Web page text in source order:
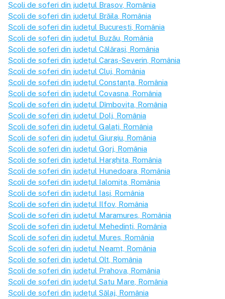
Școli de șoferi din județul Brașov , România
Școli de șoferi din județul Brăila , România
Școli de șoferi din județul București , România
Școli de șoferi din județul Buzău , România
Școli de șoferi din județul Călărași , România
Școli de șoferi din județul Caraș-Severin , România
Școli de șoferi din județul Cluj , România
Școli de șoferi din județul Constanța , România
Școli de șoferi din județul Covasna , România
Școli de șoferi din județul Dîmbovița , România
Școli de șoferi din județul Dolj , România
Școli de șoferi din județul Galați , România
Școli de șoferi din județul Giurgiu , România
Școli de șoferi din județul Gorj , România
Școli de șoferi din județul Harghita , România
Școli de șoferi din județul Hunedoara , România
Școli de șoferi din județul Ialomița , România
Școli de șoferi din județul Iași , România
Școli de șoferi din județul Ilfov , România
Școli de șoferi din județul Maramureș , România
Școli de șoferi din județul Mehedinți , România
Școli de șoferi din județul Mureș , România
Școli de șoferi din județul Neamț , România
Școli de șoferi din județul Olt , România
Școli de șoferi din județul Prahova , România
Școli de șoferi din județul Satu Mare , România
Școli de șoferi din județul Sălaj , România